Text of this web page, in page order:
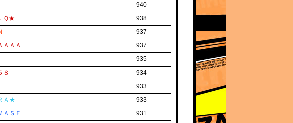
940
Ｑ★
938
937
ＡＡＡ
937
935
８
934
933
Ａ★
933
ＡＳＥ
931